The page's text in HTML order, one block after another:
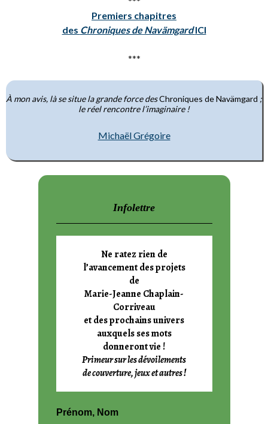
Premiers chapitres
des Chroniques de NavämgardICI
***
À mon avis, là se situe la grande force desChroniques de Navämgard ;
le réel rencontre l’imaginaire !
Michaël Grégoire
Infolettre
Ne ratez rien de
l’avancementdes projets
de
Marie-Jeanne Chaplain-
Corriveau
et des prochains univers
auxquels ses mots
donneront vie !
Primeur sur les dévoilements
de couverture, jeux et autres !
Prénom, Nom